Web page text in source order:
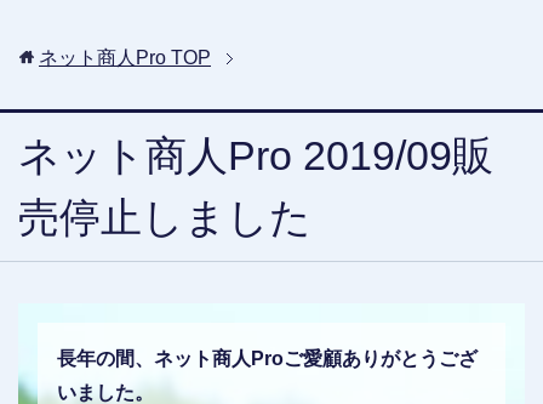
ネット商人Pro TOP
ネット商人Pro 2019/09販
売停止しました
長年の間、ネット商人Proご愛顧ありがとうござ
いました。